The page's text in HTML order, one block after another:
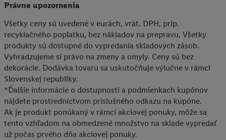
Právne upozornenia
Všetky ceny sú uvedené v eurách, vrát. DPH, príp.
recyklačného poplatku, bez nákladov na prepravu. Všetky
produkty sú dostupné do vypredania skladových zásob.
Vyhradzujeme si právo na zmeny a omyly. Ceny sú bez
dekorácie. Dodávka tovaru sa uskutočňuje výlučne v rámci
Slovenskej republiky.
*Ďalšie informácie o dostupnosti a podmienkach kupónov
nájdete prostredníctvom príslušného odkazu na kupóne.
Ak je produkt ponúkaný v rámci akciovej ponuky, môže sa
tento vzhľadom na obmedzené množstvo na sklade vypredať
už počas prvého dňa akciovej ponuky.